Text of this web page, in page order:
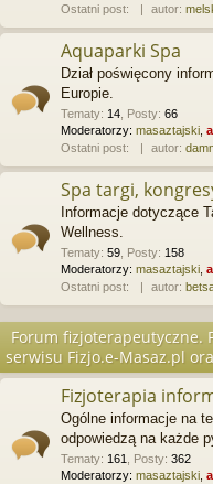
Ostatni post:
autor:
Aquaparki Spa
Dział poświęcony
Europie.
Tematy: 14 Posty: 66
Moderatorzy: masaztajski
Ostatni post:
autor:
Spa targi,
Informacje dotyczące
Wellness.
Tematy: 59 Posty: 158
Moderatorzy: masaztajski
Ostatni post:
autor:
Forum fizjoterapeutyczne.
serwisu Fizjo.e-Masaz.pl
Fizjoterapia
Ogólne informacje na
odpowiedzą na każde
Tematy: 161 Posty: 362
Moderatorzy: masaztajski